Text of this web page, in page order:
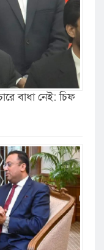
বাধা নেই: চিফ